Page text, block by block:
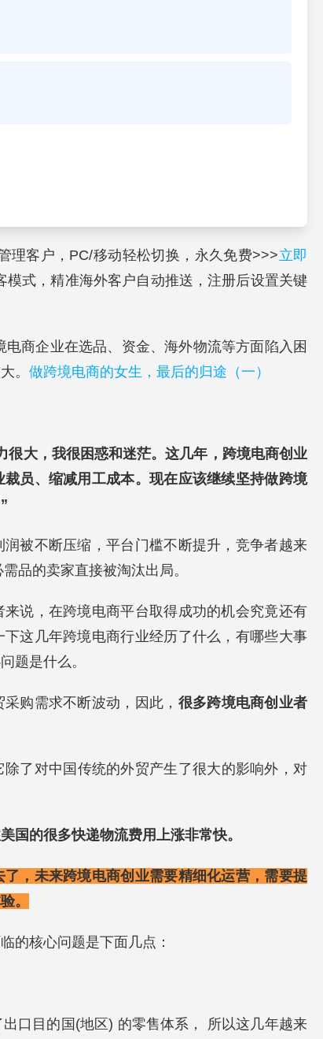
理客户，PC/移动轻松切换，永久免费>>>立即
模式，精准海外客户自动推送，注册后设置关键
商企业在选品、资金、海外物流等方面陷入困
。 做跨境电商的女生，最后的归途（一）
大，我很困惑和迷茫。这几年，跨境电商创业
员、缩减用工成本。现在应该继续坚持做跨境
被不断压缩，平台门槛不断提升，竞争者越来
品的卖家直接被淘汰出局。
说，在跨境电商平台取得成功的机会究竟还有
这几年跨境电商行业经历了什么，有哪些大事
题是什么。
购需求不断波动，因此， 很多跨境电商创业者
除了对中国传统的外贸产生了很大的影响外，对
国的很多快递物流费用上涨非常快。
，未来跨境电商创业需要精细化运营，需要提
。
的核心问题是下面几点：
口目的国(地区) 的零售体系， 所以这几年越来